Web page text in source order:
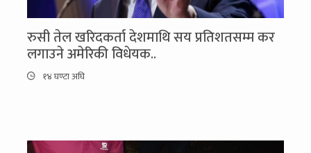
रुसी तेल खरिदकर्ता देशमाथि सय प्रतिशतसम्म कर
लगाउने अमेरिकी विधेयक..
१४ घण्टा अघि